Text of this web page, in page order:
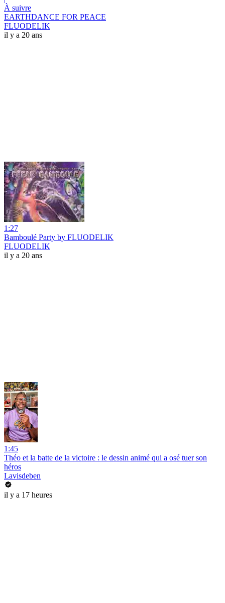
À suivre
EARTHDANCE FOR PEACE
FLUODELIK
il y a 20 ans
1:27
Bamboulé Party by FLUODELIK
FLUODELIK
il y a 20 ans
1:45
Théo et la batte de la victoire : le dessin animé qui a osé tuer son
héros
Lavisdeben
il y a 17 heures